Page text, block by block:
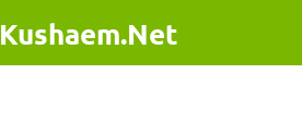
Kushaem.Net